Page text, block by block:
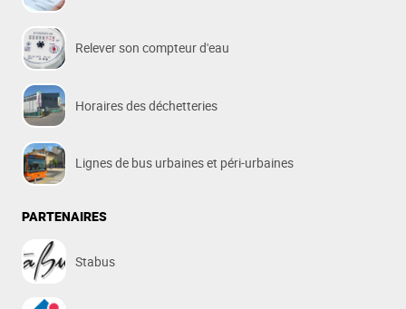
Relever son compteur d'eau
Horaires des déchetteries
Lignes de bus urbaines et péri-urbaines
PARTENAIRES
Stabus